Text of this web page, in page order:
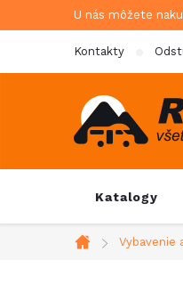
na
U nás môžete
Kontakty
Katalogy
Domov
Vybavenie